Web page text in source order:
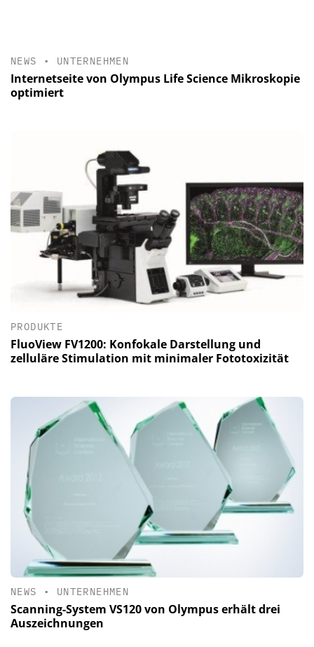
NEWS • UNTERNEHMEN
Internetseite von Olympus Life Science Mikroskopie
optimiert
PRODUKTE
FluoView FV1200: Konfokale Darstellung und
zelluläre Stimulation mit minimaler Fototoxizität
NEWS • UNTERNEHMEN
Scanning-System VS120 von Olympus erhält drei
Auszeichnungen